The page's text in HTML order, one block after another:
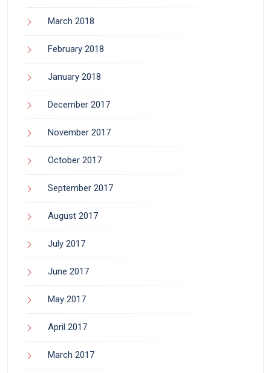
March 2018
February 2018
January 2018
December 2017
November 2017
October 2017
September 2017
August 2017
July 2017
June 2017
May 2017
April 2017
March 2017